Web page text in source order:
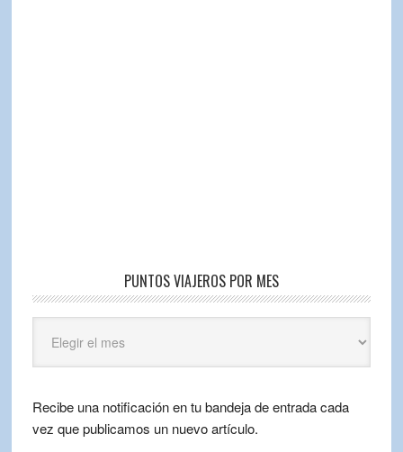
PUNTOS VIAJEROS POR MES
Viajeros
por
Recibe una notificación en tu bandeja de entrada cada
vez que publicamos un nuevo artículo.